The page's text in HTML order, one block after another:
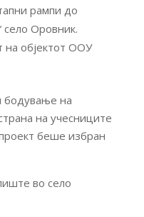
рампи до
Оровник.
на објектот ОOУ
бодување на
на учесниците
беше избран
во село